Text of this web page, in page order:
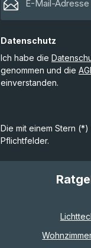
Datenschutz
Ich habe die
genommen und die
einverstanden.
Die mit einem Stern
Pflichtfelder.